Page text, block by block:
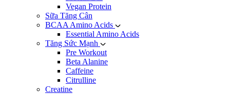
Vegan Protein
Sữa Tăng Cân
BCAA Amino Acids
Essential Amino Acids
Tăng Sức Mạnh
Pre Workout
Beta Alanine
Caffeine
Citrulline
Creatine